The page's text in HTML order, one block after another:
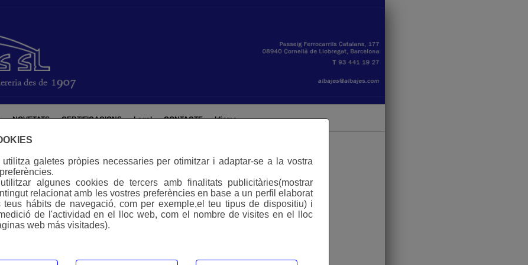
galetes pròpies necessaries per otimitzar i adaptar-se a la vostra
algunes cookies de tercers amb finalitats publicitàries(mostrar
relacionat amb les vostres preferències en base a un perfil elaborat
teus hábits de navegació, com per exemple,el teu tipus de dispositiu) i
de l'actividad en el lloc web, com el nombre de visites en el lloc
web más visitades).
NOVETATS CERTIFICACIONS Legal CONTACTE Idioma